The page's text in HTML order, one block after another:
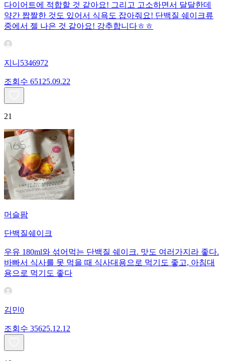
다이어트에 적합할 것 같아요! 그리고 고소하면서 달달한데
약간 짭짤한 것도 있어서 식욕도 잡아줘요! 단백질 쉐이크류
중에서 젤 나은 것 같아요! 강추합니다ㅎㅎ
지니5346972
조회수 651 25.09.22
21
머슬팜
단백질쉐이크
우유 180ml와 섞어먹는 단백질 쉐이크. 맛도 여러가지라 좋다.
바빠서 식사를 못 먹을 때 식사대용으로 먹기도 좋고, 아침대
용으로 먹기도 좋다
김민0
조회수 35625.12.12